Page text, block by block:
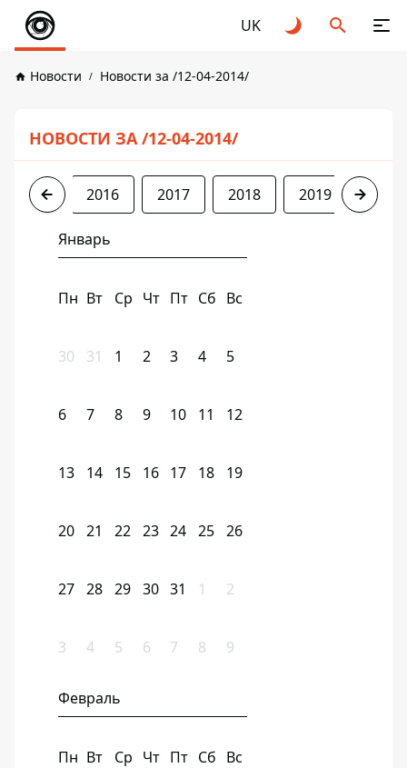
UK
Новости Новости за /12-04-2014/
НОВОСТИ ЗА /12-04-2014/
2014 2016 2017 2018 2019 2020
Январь
Пн Вт Ср Чт Пт Сб Вс
30 31 1 2 3 4 5
6 7 8 9 10 11 12
13 14 15 16 17 18 19
20 21 22 23 24 25 26
27 28 29 30 31 1 2
3 4 5 6 7 8 9
Февраль
Пн Вт Ср Чт Пт Сб Вс